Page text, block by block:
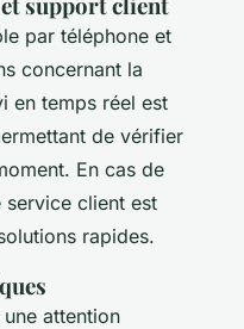
par téléphone et
concernant la
en temps réel est
de vérifier
En cas de
client est
rapides.
attention